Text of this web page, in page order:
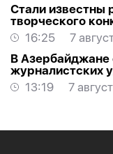
Стали известны
творческого
16:25
7
В Азербайджане
журналистских
13:19
7